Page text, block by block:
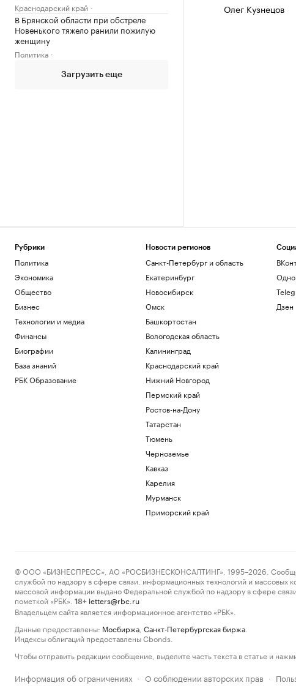
Краснодарский край
В Брянской области при обстреле
Новенького тяжело ранили пожилую
женщину
Политика
Загрузить еще
Олег Кузнецов
Рубрики
Политика
Экономика
Общество
Бизнес
Технологии и медиа
Финансы
Биографии
База знаний
РБК Образование
Новости регионов
Санкт-Петербург и область
Екатеринбург
Новосибирск
Омск
Башкортостан
Вологодская область
Калининград
Краснодарский край
Нижний Новгород
Пермский край
Ростов-на-Дону
Татарстан
Тюмень
Черноземье
Кавказ
Карелия
Мурманск
Приморский край
Дзен
© ООО «БИЗНЕСПРЕСС», АО «РОСБИЗНЕСКОНСАЛТИНГ», 1995–2026.
службой по надзору в сфере связи, информационных технологий и
массовой информации выдано Федеральной службой по надзору в сфере
пометкой «РБК».
18+ letters@rbc.ru
Владельцем сайта является информационное агентство «РБК».
Данные предоставлены: Мосбиржа Санкт-Петербургская биржа
Индексы облигаций предоставлены Cbonds.
Чтобы отправить редакции сообщение, выделите часть текста в статье и
Информация об ограничениях · О соблюдении авторских прав ·